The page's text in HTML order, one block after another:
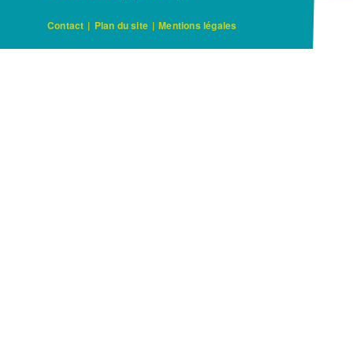
Contact | Plan du site | Mentions légales